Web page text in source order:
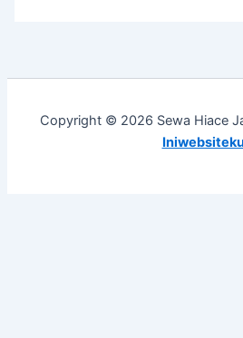
Copyright © 2026 Sewa Hiace